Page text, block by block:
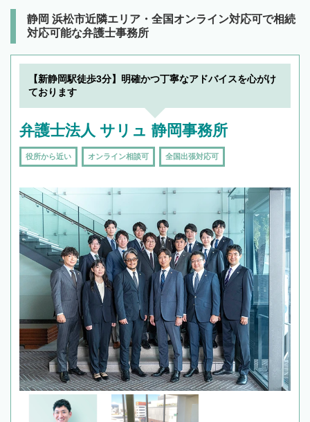
静岡 浜松市近隣エリア・全国オンライン対応可で相続
対応可能な弁護士事務所
【新静岡駅徒歩3分】明確かつ丁寧なアドバイスを心がけ
ております
弁護士法人 サリュ 静岡事務所
役所から近い オンライン相談可 全国出張対応可